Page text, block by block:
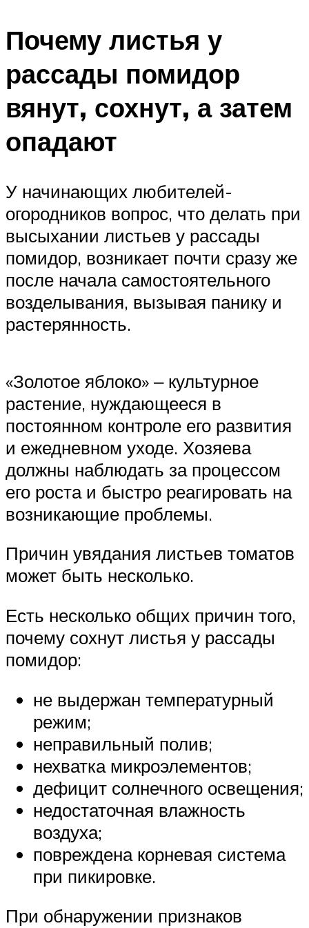
Почему листья у
рассады помидор
вянут, сохнут, а затем
опадают
У начинающих любителей-
огородников вопрос, что делать при
высыхании листьев у рассады
помидор, возникает почти сразу же
после начала самостоятельного
возделывания, вызывая панику и
растерянность.
«Золотое яблоко» ‒ культурное
растение, нуждающееся в
постоянном контроле его развития
и ежедневном уходе. Хозяева
должны наблюдать за процессом
его роста и быстро реагировать на
возникающие проблемы.
Причин увядания листьев томатов
может быть несколько.
Есть несколько общих причин того,
почему сохнут листья у рассады
помидор:
не выдержан температурный
режим;
неправильный полив;
нехватка микроэлементов;
дефицит солнечного освещения;
недостаточная влажность
воздуха;
повреждена корневая система
при пикировке.
При обнаружении признаков